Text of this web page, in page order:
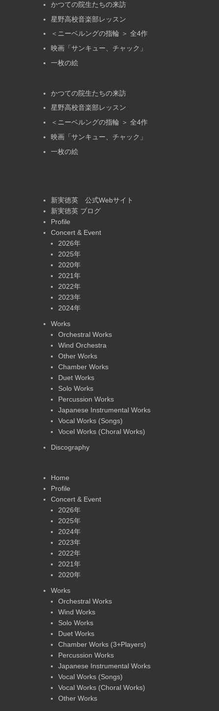
かつての院生たちの来訪
星野高校音楽部レッスン
＜ニーベルングの指輪 ＞ 全4作
映画「サンキュー、チャック」
一枚の絵
かつての院生たちの来訪
星野高校音楽部レッスン
＜ニーベルングの指輪 ＞ 全4作
映画「サンキュー、チャック」
一枚の絵
新実徳英 公式Webサイト
新実徳英 ブログ
Profile
Concert & Event
2026年
2025年
2020年
2021年
2022年
2023年
2024年
Works
Orchestral Works
Wind Orchestra
Other Works
Chamber Works
Duet Works
Solo Works
Percussion Works
Japanese Instrumental Works
Vocal Works (Songs)
Vocel Works (Choral Works)
Discography
Home
Profile
Concert & Event
2026年
2025年
2024年
2023年
2022年
2021年
2020年
Works
Orchestral Works
Wind Works
Solo Works
Duet Works
Chamber Works (3+Players)
Percussion Works
Japanese Instrumental Works
Vocal Works (Songs)
Vocal Works (Choral Works)
Other Works